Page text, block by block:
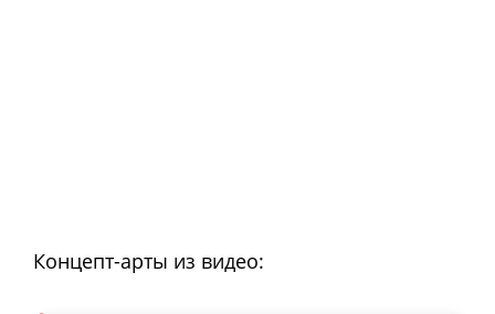
Концепт-арты из видео: